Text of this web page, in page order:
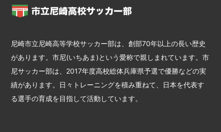
尼崎市立尼崎高等学校サッカー部は、創部70年以上の長い歴史
があります。市尼(いちあま)という愛称で親しまれています。市
尼サッカー部は、2017年度高校総体兵庫県予選で優勝などの実
績があります。日々トレーニングを積み重ねて、日本を代表す
る選手の育成を目指して活動しています。